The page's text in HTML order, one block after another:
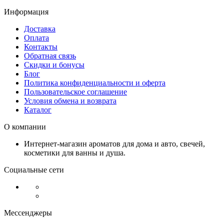
Информация
Доставка
Оплата
Контакты
Обратная связь
Скидки и бонусы
Блог
Политика конфиденциальности и оферта
Пользовательское соглашение
Условия обмена и возврата
Каталог
О компании
Интернет-магазин ароматов для дома и авто, свечей,
косметики для ванны и душа.
Социальные сети
Мессенджеры